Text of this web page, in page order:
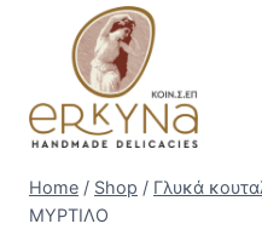
Home / Shop / Γλυκά
ΜΥΡΤΙΛΟ